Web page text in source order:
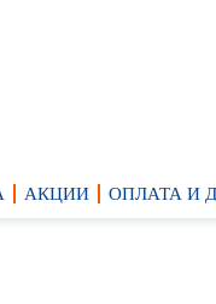
АКЦИИ ОПЛАТА И